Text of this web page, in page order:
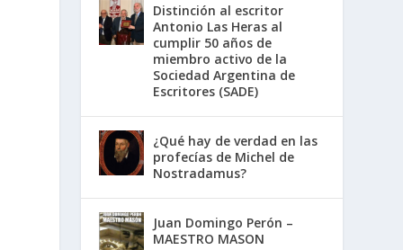
Distinción al escritor
Antonio Las Heras al
cumplir 50 años de
miembro activo de la
Sociedad Argentina de
Escritores (SADE)
¿Qué hay de verdad en las
profecías de Michel de
Nostradamus?
Juan Domingo Perón –
MAESTRO MASON